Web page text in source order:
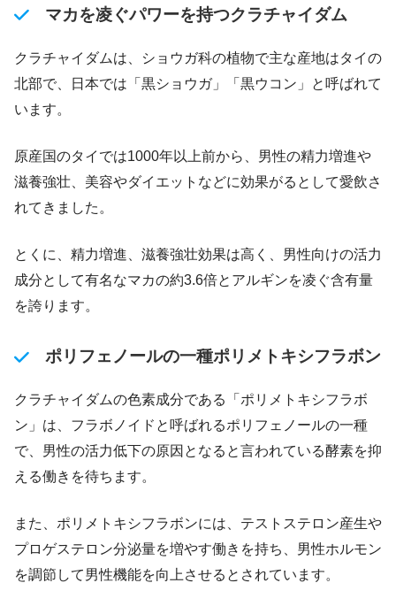
マカを凌ぐパワーを持つクラチャイダム
クラチャイダムは、ショウガ科の植物で主な産地はタイの
北部で、日本では「黒ショウガ」「黒ウコン」と呼ばれて
います。
原産国のタイでは1000年以上前から、男性の精力増進や
滋養強壮、美容やダイエットなどに効果がるとして愛飲さ
れてきました。
とくに、精力増進、滋養強壮効果は高く、男性向けの活力
成分として有名なマカの約3.6倍とアルギンを凌ぐ含有量
を誇ります。
ポリフェノールの一種ポリメトキシフラボン
クラチャイダムの色素成分である「ポリメトキシフラボ
ン」は、フラボノイドと呼ばれるポリフェノールの一種
で、男性の活力低下の原因となると言われている酵素を抑
える働きを待ちます。
また、ポリメトキシフラボンには、テストステロン産生や
プロゲステロン分泌量を増やす働きを持ち、男性ホルモン
を調節して男性機能を向上させるとされています。